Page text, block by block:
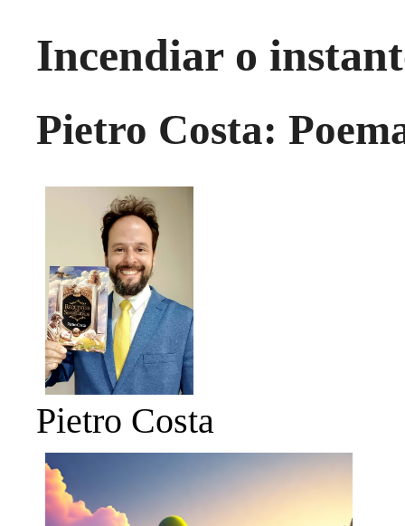
Incendiar o
Pietro Costa:
Pietro Costa